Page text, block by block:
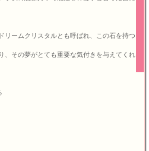
リームクリスタルとも呼ばれ、この石を持つ
、その夢がとても重要な気付きを与えてくれ